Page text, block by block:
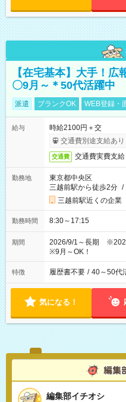
【在宅基本】大手！
〇9月～＊50代活躍中
派遣 ブランクOK WEB登録・
給与
時給2100円＋交
交通費別途支給あり
交通費 交通費実費支給
勤務地
東京都中央区
三越前駅から徒歩2分 /
三越前駅近くの企業
勤務時間 8:30～17:15
期間
2026/9/1～長期
※9月～OK！
特徴 履歴書不要 / 40～50代
気になる！
編集部イチオシ